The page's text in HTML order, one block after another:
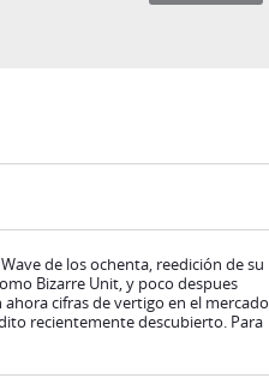
de los ochenta, reedición de su
Bizarre Unit, y poco despues
cifras de vertigo en el mercado
recientemente descubierto. Para